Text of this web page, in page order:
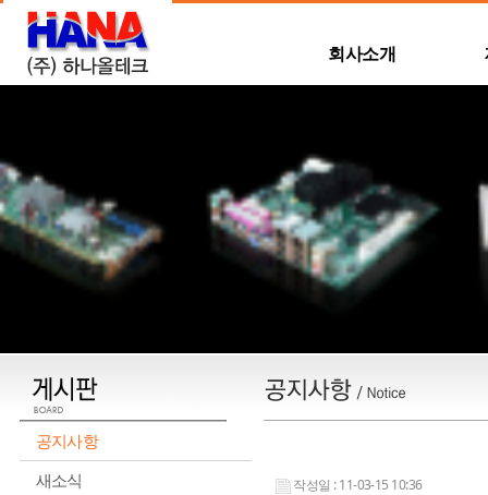
회사소개
공지사항
새소식
작성일 : 11-03-15 10:36